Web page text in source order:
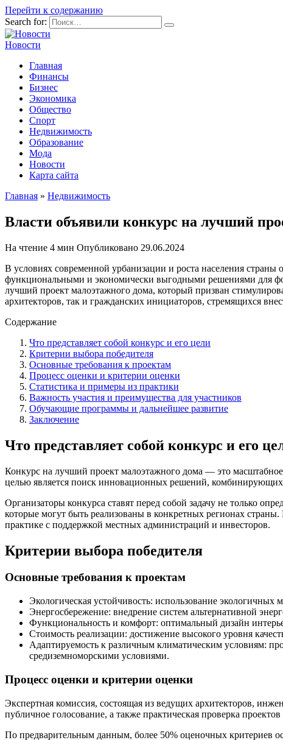
Перейти к содержанию
Search for:
Новости
Главная
Финансы
Бизнес
Экономика
Общество
Спорт
Недвижимость
Образование
Мода
Новости
Карта сайта
Главная » Недвижимость
Власти объявили конкурс на лучший
На чтение 4 мин Опубликовано 29.06.2024
В условиях современной урбанизации и роста населения
функциональными и экономически выгодными решениями для
лучший проект малоэтажного дома, который призван
архитекторов, так и гражданских инициаторов, стремящихся
Содержание
Что представляет собой конкурс и его цели
Критерии выбора победителя
Основные требования к проектам
Процесс оценки и критерии оценки
Статистика и примеры из практики
Важность участия и преимущества для участников
Обучающие программы и дальнейшее развитие
Заключение
Что представляет собой конкурс и его
Конкурс на лучший проект малоэтажного дома — это
целью является поиск инновационных решений, комбинирующих
Организаторы конкурса ставят перед собой задачу не только
которые могут быть реализованы в конкретных регионах
практике с поддержкой местных администраций и инвесторов.
Критерии выбора победителя
Основные требования к проектам
Экологическая устойчивость: использование
Энергосбережение: внедрение систем альтернативной
Функциональность и комфорт: оптимальный дизайн
Стоимость реализации: достижение высокого уровня
Адаптируемость к различным климатическим условиям:
средиземноморскими условиями.
Процесс оценки и критерии оценки
Экспертная комиссия, состоящая из ведущих архитекторов,
публичное голосование, а также практическая проверка
По предварительным данным, более 50% оценочных критериев